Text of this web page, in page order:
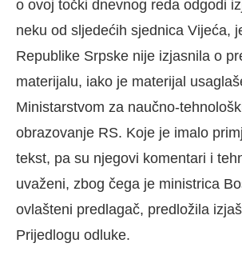
o ovoj točki dnevnog reda odgodi
neku od sljedećih sjednica Vijeća,
Republike Srpske nije izjasnila o
materijalu, iako je materijal
Ministarstvom za naučno-
obrazovanje RS. Koje je imalo
tekst, pa su njegovi komentari i
uvaženi, zbog čega je ministrica
ovlašteni predlagač, predložila
Prijedlogu odluke.